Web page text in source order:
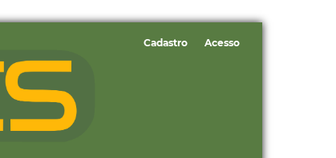
Cadastro Acesso